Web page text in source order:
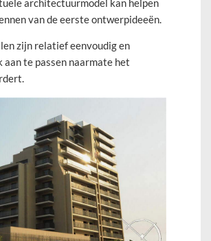
architectuurmodel kan helpen
van de eerste ontwerpideeën.
zijn relatief eenvoudig en
aan te passen naarmate het